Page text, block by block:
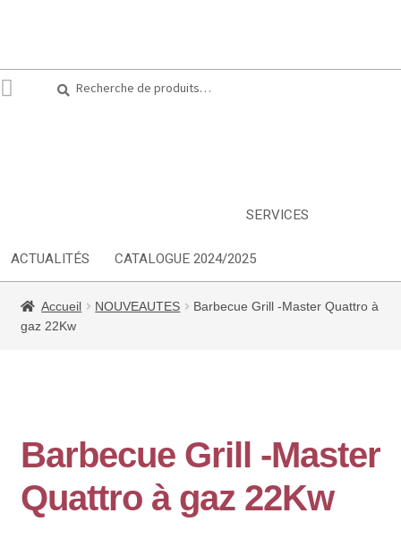
pour :
SERVICES
ACTUALITÉS CATALOGUE 2024/2025
Accueil NOUVEAUTES
Barbecue Grill -Master Quattro à
gaz 22Kw
Barbecue Grill -Master
Quattro à gaz 22Kw